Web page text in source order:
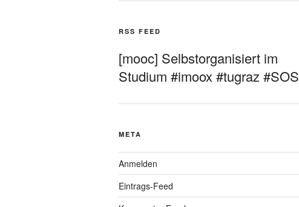
RSS FEED
[mooc] Selbstorganisiert im
Studium #imoox #tugraz #SOS
META
Anmelden
Eintrags-Feed